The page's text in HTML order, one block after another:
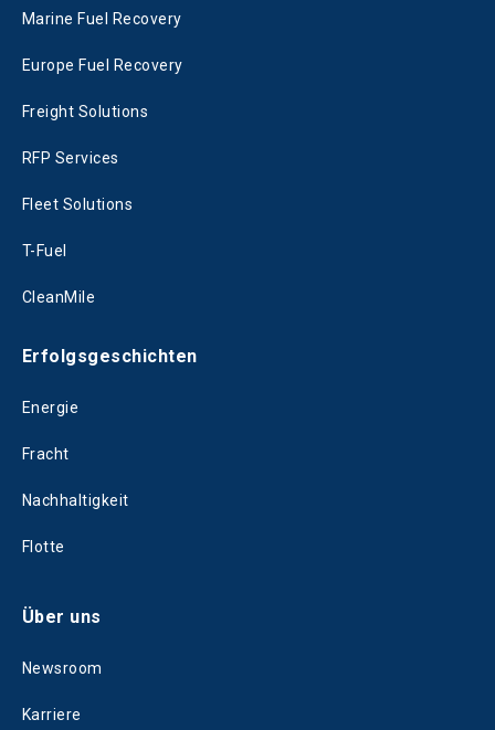
Marine Fuel Recovery
Europe Fuel Recovery
Freight Solutions
RFP Services
Fleet Solutions
T-Fuel
CleanMile
Erfolgsgeschichten
Energie
Fracht
Nachhaltigkeit
Flotte
Über uns
Newsroom
Karriere